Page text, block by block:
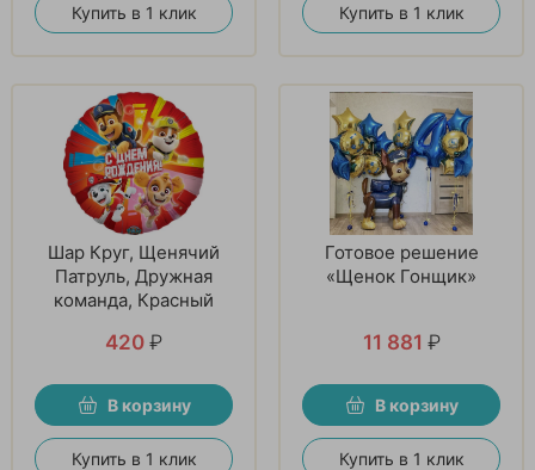
Купить в 1 клик Купить в 1 клик
Шар Круг, Щенячий
Патруль, Дружная
команда, Красный
420 ₽
В корзину
Купить в 1 клик
Готовое решение
«Щенок Гонщик»
11 881 ₽
В корзину
Купить в 1 клик